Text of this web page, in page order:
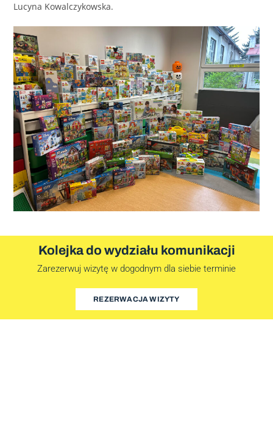
Lucyna Kowalczykowska.
Kolejka do wydziału komunikacji
Zarezerwuj wizytę w dogodnym dla siebie terminie
REZERWACJA WIZYTY